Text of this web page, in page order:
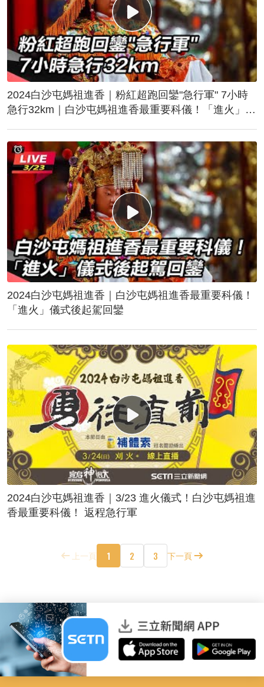
2024白沙屯媽祖進香｜粉紅超跑回鑾"急行軍" 7小時
急行32km｜白沙屯媽祖進香最重要科儀！「進火」儀
2024白沙屯媽祖進香｜白沙屯媽祖進香最重要科儀！
「進火」儀式後起駕回鑾
2024白沙屯媽祖進香｜3/23 進火儀式！白沙屯媽祖進
香最重要科儀！ 返程急行軍
上一頁 1 2 3 下一頁